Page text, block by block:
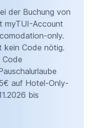
der Buchung von
myTUI-Account
only.
kein Code nötig.
Code
auf Hotel-Only-
bis